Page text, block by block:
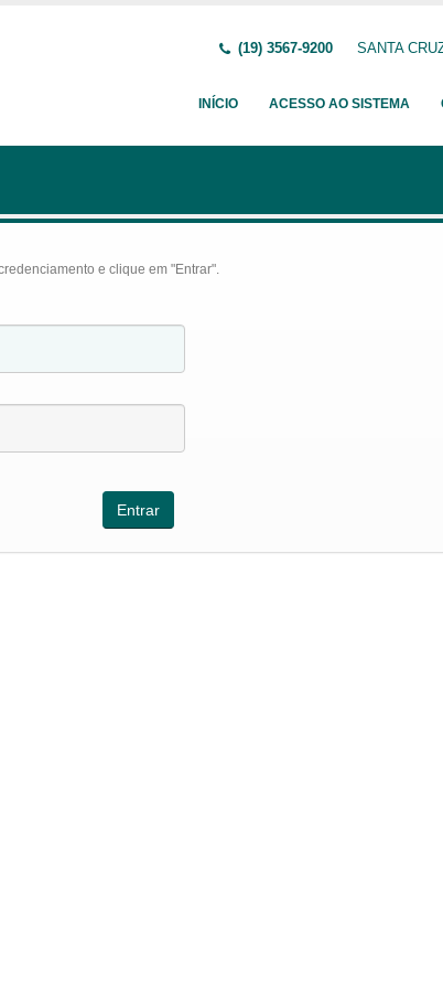
(19) 3567-9200 SANTA
INÍCIO ACESSO AO SISTEMA
e clique em "Entrar".